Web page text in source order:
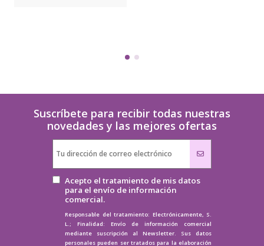
Suscríbete para recibir todas nuestras
novedades y las mejores ofertas
Acepto el tratamiento de mis datos
para el envío de información
comercial.
Responsable del tratamiento: Electrónicamente, S.
L.; Finalidad: Envío de información comercial
mediante suscripción al Newsletter. Sus datos
personales pueden ser tratados para la elaboración